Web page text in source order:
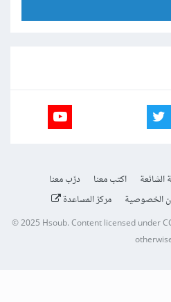
الشائعة اكتب معنا
درّب معنا
الخصوصية مركز المساعدة
© 2025 Hsoub.Content licensed under